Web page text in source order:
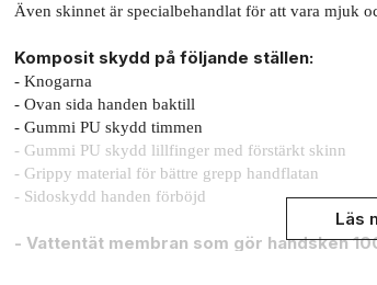
Även skinnet är specialbehandlat för att vara mjuk
Komposit skydd på följande ställen:
- Knogarna
- Ovan sida handen baktill
- Gummi PU skydd timmen
- Gummi PU skydd lillfinger med förstärkt skinn
- Grippy material för bättre grepp handflatan
- Sidoskydd handen förböjd
- Vattentät membran som gör handsken
Läs